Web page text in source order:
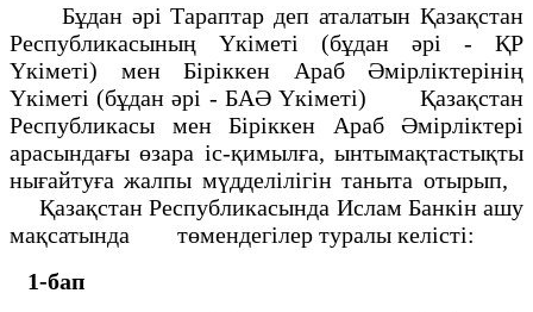
Бұдан әрі Тараптар деп аталатын Қазақстан
Республикасының Үкіметі (бұдан әрі - ҚР
Үкіметі) мен Біріккен Араб Әмірліктерінің
Үкіметі (бұдан әрі - БАӘ Үкіметі) Қазақстан
Республикасы мен Біріккен Араб Әмірліктері
арасындағы өзара іс-қимылға, ынтымақтастықты
нығайтуға жалпы мүдделілігін таныта отырып,
Қазақстан Республикасында Ислам Банкін ашу
мақсатында төмендегілер туралы келісті:
1-бап